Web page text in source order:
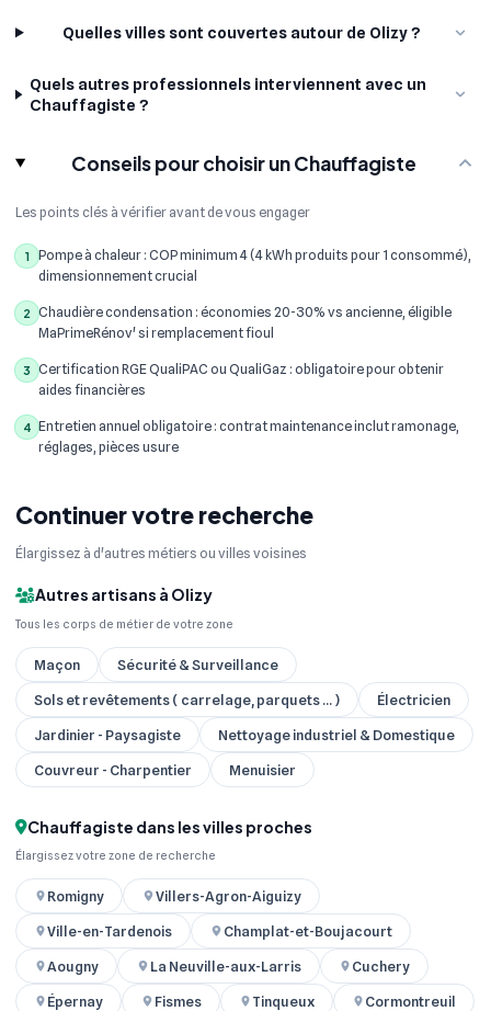
Quelles villes sont couvertes autour de Olizy ?
Quels autres professionnels interviennent avec un
Chauffagiste ?
Conseils pour choisir un Chauffagiste
Les points clés à vérifier avant de vous engager
1
Pompe à chaleur : COP minimum 4 (4 kWh produits pour 1 consommé),
dimensionnement crucial
2
Chaudière condensation : économies 20-30% vs ancienne, éligible
MaPrimeRénov' si remplacement fioul
3
Certification RGE QualiPAC ou QualiGaz : obligatoire pour obtenir
aides financières
4 Entretien annuel obligatoire : contrat maintenance inclut ramonage,
réglages, pièces usure
Continuer votre recherche
Élargissez à d'autres métiers ou villes voisines
Autres artisans à Olizy
Tous les corps de métier de votre zone
Maçon
Sécurité & Surveillance
Sols et revêtements ( carrelage, parquets ... )
Électricien
Jardinier - Paysagiste
Nettoyage industriel & Domestique
Couvreur - Charpentier
Menuisier
Chauffagiste dans les villes proches
Élargissez votre zone de recherche
Romigny
Villers-Agron-Aiguizy
Ville-en-Tardenois
Champlat-et-Boujacourt
Aougny
La Neuville-aux-Larris
Cuchery
Épernay
Fismes Tinqueux
Cormontreuil